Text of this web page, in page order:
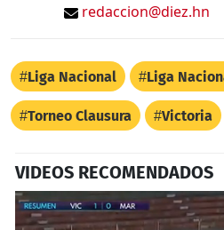
redaccion@diez.hn
Liga Nacional Liga
Torneo Clausura Victoria
VIDEOS RECOMENDADOS